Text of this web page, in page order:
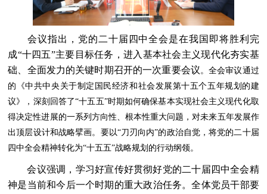
会议指出，党的二十届四中全会是在我国即将胜利完
成“十四五”主要目标任务，进入基本社会主义现代化夯实基
础、全面发力的关键时期召开的一次重要会议 。全会审议通过
的《中共中央关于制定国民经济和社会发展第十五个五年规划的建
议》，深刻回答了“十五五”时期如何确保基本实现社会主义现代化取
得决定性进展的一系列方向性、根本性重大问题，对未来五年发展作
出顶层设计和战略擘画。要以“刀刃向内”的政治自觉，将党的二十届
四中全会精神转化为“十五五”战略规划的行动纲领。
会议强调，学习好宣传好贯彻好党的二十届四中全会精
神是当前和今后一个时期的重大政治任务。全体党员干部要